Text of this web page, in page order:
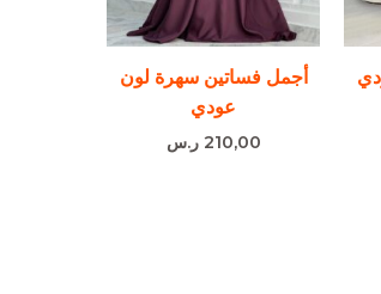
أجمل فساتين سهرة لون
عودي
210,00 ر.س